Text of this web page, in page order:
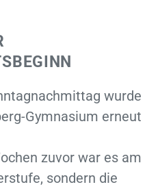
wurde
Gymnasium erneut
zuvor war es am
sondern die